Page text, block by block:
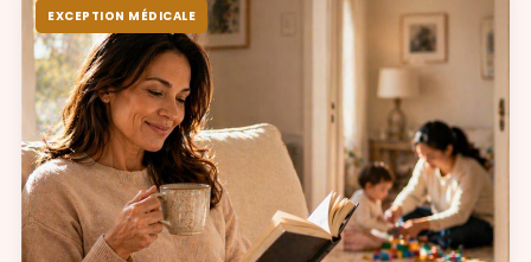
EXCEPTION MÉDICALE